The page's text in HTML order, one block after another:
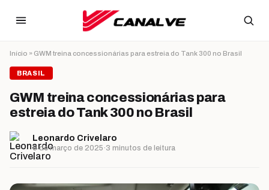
Início » GWM treina concessionárias para estreia do Tank 300 no Brasil
BRASIL
GWM treina concessionárias para
estreia do Tank 300 no Brasil
Leonardo Crivelaro
6 de março de 2025·3 minutos de leitura